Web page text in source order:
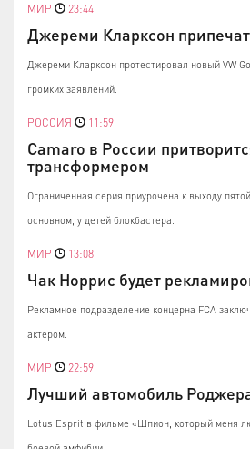
МИР 23:44
Джереми Кларксон
Джереми Кларксон протестировал новый VW
громких заявлений.
РОССИЯ 11:59
Camaro в России
трансформером
Ограниченная серия приурочена к выходу
основном, у детей блокбастера.
МИР 13:08
Чак Норрис будет
Рекламное подразделение концерна FCA
актером.
МИР 22:59
Лучший автомобиль
Lotus Esprit в фильме «Шпион, который меня